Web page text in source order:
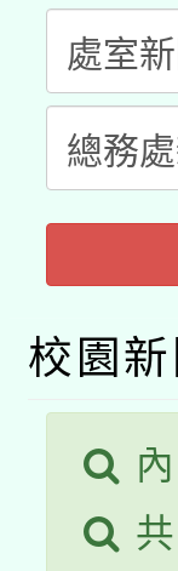
國
年
業
函
原
族
轉
新
師
方
函
族
「
轉
文
件
教
年
接
接
月
校園